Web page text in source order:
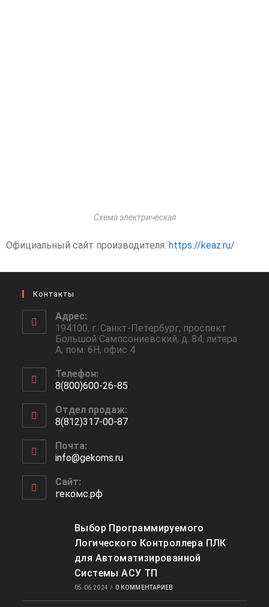
Схема электрическая
Официальный сайт производителя: https://keaz.ru/
Контакты
Адрес:
194100, г. Санкт-Петербург, проспект
Большой Сампсониевский, д. 84, литера
А, пом. 6Н, офис 4
Телефон:
8(800)600-26-85
Отдел продаж:
8(812)317-00-87
Почта:
info@gekoms.ru
Сайт:
гекомс.рф
Выбор Программируемого
Логического Контроллера ПЛК
для Автоматизированной
Системы АСУ ТП
05.06.2024 / 0 КОММЕНТАРИЕВ